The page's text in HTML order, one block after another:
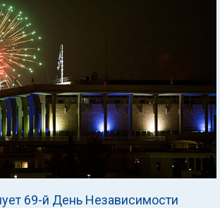
69-й День Независимости